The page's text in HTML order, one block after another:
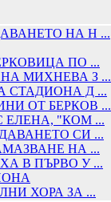
НА Н ...
ПО ...
МИХНЕВА З ...
СТАДИОНА Д ...
ОТ БЕРКОВ ...
"КОМ ...
СИ ...
НА ...
В ПЪРВО У ...
ХОРА ЗА ...